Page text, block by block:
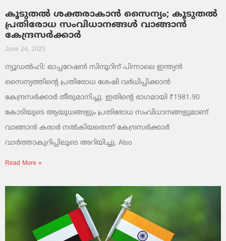
കൂടുതൽ ശക്തരാകാൻ സൈന്യം; കൂടുതൽ
പ്രതിരോധ സംവിധാനങ്ങൾ വാങ്ങാൻ
കേന്ദ്രസർക്കാർ
June 24, 2025
ന്യൂഡൽഹി: ഓപ്പറേഷൻ സിന്ദൂറിന് പിന്നാലെ ഇന്ത്യൻ
സൈന്യത്തിന്റെ പ്രതിരോധ ശേഷി വർധിപ്പിക്കാൻ
കേന്ദ്രസർക്കാർ തീരുമാനിച്ചു. ഇതിന്റെ ഭാഗമായി ₹1981.90
കോടിയുടെ ആയുധങ്ങളും പ്രതിരോധ സംവിധാനങ്ങളുമാണ്
വാങ്ങാൻ കരാർ നൽകിയതെന്ന് കേന്ദ്രസർക്കാർ
വാർത്താകുറിപ്പിലൂടെ അറിയിച്ചു. Also
Read More »